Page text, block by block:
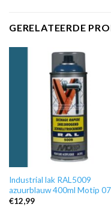
GERELATEERDE
Industrial lak RAL5009
azuurblauw 400ml Motip
€12,99